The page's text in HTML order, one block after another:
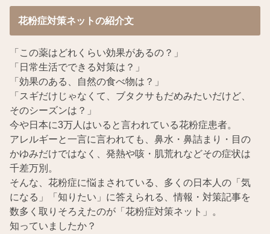
花粉症対策ネットの紹介文
「この薬はどれくらい効果があるの？」
「日常生活でできる対策は？」
「効果のある、自然の食べ物は？」
「スギだけじゃなくて、ブタクサもだめみたいだけど、
そのシーズンは？」
今や日本に3万人はいると言われている花粉症患者。
アレルギーと一言に言われても、鼻水・鼻詰まり・目の
かゆみだけではなく、発熱や咳・肌荒れなどその症状は
千差万別。
そんな、花粉症に悩まされている、多くの日本人の「気
になる」「知りたい」に答えられる、情報・対策記事を
数多く取りそろえたのが「花粉症対策ネット」。
知っていましたか？